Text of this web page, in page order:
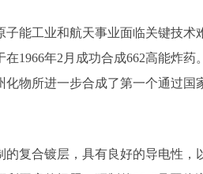
子能工业和航天事业面临关键技
1966年2月成功合成662高能炸
物所进一步合成了第一个通过
的复合镀层，具有良好的导电性